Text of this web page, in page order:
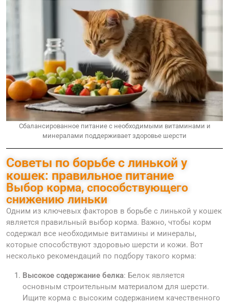
Сбалансированное питание с необходимыми витаминами и
минералами поддерживает здоровье шерсти
Советы по борьбе с линькой у
кошек: правильное питание
Выбор корма, способствующего
снижению линьки
Одним из ключевых факторов в борьбе с линькой у кошек
является правильный выбор корма. Важно, чтобы корм
содержал все необходимые витамины и минералы,
которые способствуют здоровью шерсти и кожи. Вот
несколько рекомендаций по подбору такого корма:
Высокое содержание белка: Белок является
основным строительным материалом для шерсти.
Ищите корма с высоким содержанием качественного